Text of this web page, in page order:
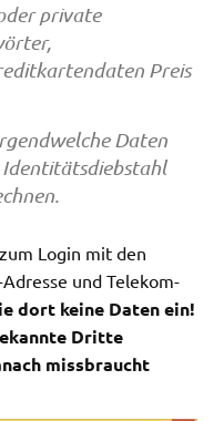
private
Preis
Daten
Identitätsdiebstahl
Login mit den
und Telekom-
dort keine Daten ein!
Dritte
missbraucht